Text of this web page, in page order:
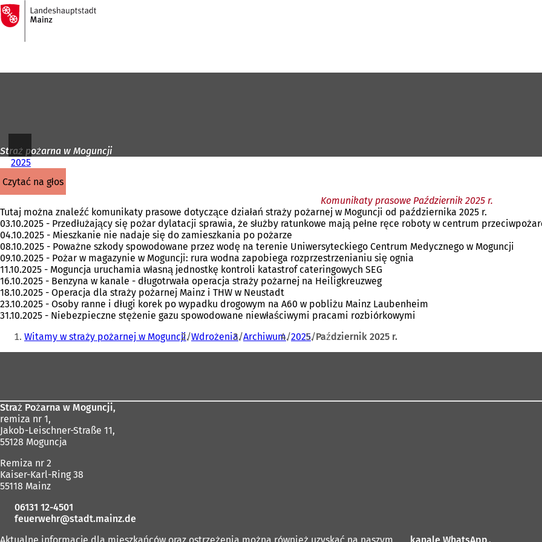
Przejdź do treści
Do
strony
głównej
Straż pożarna w Moguncji
2025
czytać na głos
Komunikaty prasowe Październik 2025 r.
Tutaj można znaleźć komunikaty prasowe dotyczące działań straży pożarnej w Moguncji od października 2025 r.
03.10.2025 - Przedłużający się pożar dylatacji sprawia, że służby ratunkowe mają pełne ręce roboty w centrum
04.10.2025 - Mieszkanie nie nadaje się do zamieszkania po pożarze
08.10.2025 - Poważne szkody spowodowane przez wodę na terenie Uniwersyteckiego Centrum Medycznego w Moguncji
09.10.2025 - Pożar w magazynie w Moguncji: rura wodna zapobiega rozprzestrzenianiu się ognia
11.10.2025 - Moguncja uruchamia własną jednostkę kontroli katastrof cateringowych SEG
16.10.2025 - Benzyna w kanale - długotrwała operacja straży pożarnej na Heiligkreuzweg
18.10.2025 - Operacja dla straży pożarnej Mainz i THW w Neustadt
23.10.2025 - Osoby ranne i długi korek po wypadku drogowym na A60 w pobliżu Mainz Laubenheim
31.10.2025 - Niebezpieczne stężenie gazu spowodowane niewłaściwymi pracami rozbiórkowymi
Jesteś
tutaj:
Witamy w straży pożarnej w Moguncji Wdrożenia Archiwum 2025 Październik 2025 r.
Straż Pożarna w Moguncji,
remiza nr 1,
Jakob-Leischner-Straße 11,
55128 Moguncja
Remiza nr 2
Kaiser-Karl-Ring 38
55118 Mainz
06131 12-4501
feuerwehr
stadt.mainz de